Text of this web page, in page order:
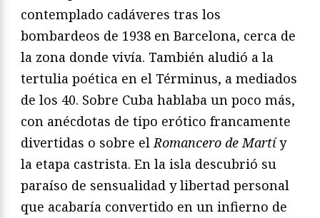
contemplado cadáveres tras los
bombardeos de 1938 en Barcelona, cerca de
la zona donde vivía. También aludió a la
tertulia poética en el Términus, a mediados
de los 40. Sobre Cuba hablaba un poco más,
con anécdotas de tipo erótico francamente
divertidas o sobre elRomancero de Martíy
la etapa castrista. En la isla descubrió su
paraíso de sensualidad y libertad personal
que acabaría convertido en un infierno de